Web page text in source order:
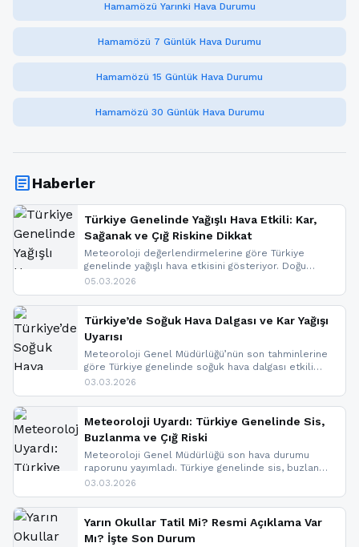
Hamamözü Yarınki Hava Durumu
Hamamözü 7 Günlük Hava Durumu
Hamamözü 15 Günlük Hava Durumu
Hamamözü 30 Günlük Hava Durumu
articleHaberler
Türkiye Genelinde Yağışlı Hava Etkili: Kar,
Sağanak ve Çığ Riskine Dikkat
Meteoroloji değerlendirmelerine göre Türkiye
genelinde yağışlı hava etkisini gösteriyor. Doğu
bölgelerinde kar yağışı beklenirken Marmara ve
ise çığ tehlikesi bulunuyor. İç kesimlerde sis ve pus
nedeniyle görüş mesafesinde azalma
yaşanabileceği belirtiliyor.
05.03.2026
Türkiye’de Soğuk Hava Dalgası ve Kar Yağışı
Uyarısı
Meteoroloji Genel Müdürlüğü’nün son tahminlerine
göre Türkiye genelinde soğuk hava dalgası etkili
oluyor. Birçok il için kar yağışı ve buzlanma uyarısı
03.03.2026
Meteoroloji Uyardı: Türkiye Genelinde Sis,
Buzlanma ve Çığ Riski
Meteoroloji Genel Müdürlüğü son hava durumu
raporunu yayımladı. Türkiye genelinde sis, buzlanma
ve don beklenirken Doğu Anadolu ve Doğu
yapıldı. İşte son dakika meteoroloji gelişmeleri.
03.03.2026
Yarın Okullar Tatil Mi? Resmi Açıklama Var
Mı? İşte Son Durum